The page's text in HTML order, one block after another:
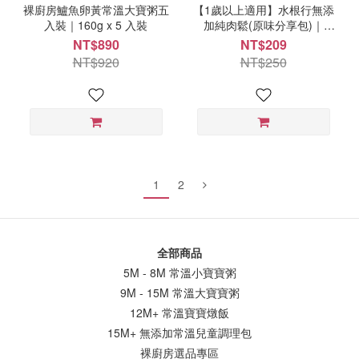
裸廚房鱸魚卵黃常溫大寶粥五
入裝｜160g x 5 入裝
NT$890
NT$920
【1歲以上適用】水根行無添
加純肉鬆(原味分享包)｜
130gx1袋入
NT$209
NT$250
1 2
全部商品
5M - 8M 常溫小寶寶粥
9M - 15M 常溫大寶寶粥
12M+ 常溫寶寶燉飯
15M+ 無添加常溫兒童調理包
裸廚房選品專區